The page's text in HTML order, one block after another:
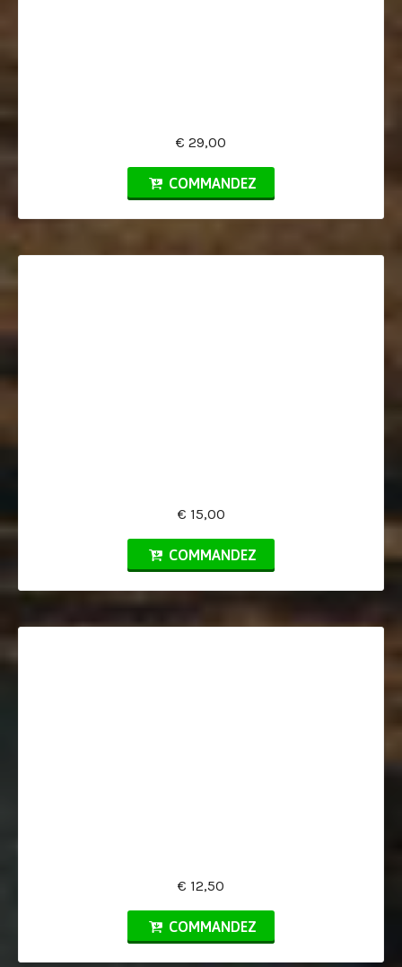
€ 29,00
COMMANDEZ
€ 15,00
COMMANDEZ
€ 12,50
COMMANDEZ